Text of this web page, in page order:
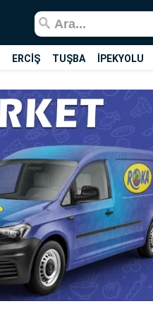
ERCİŞ TUŞBA İPEKYOLU